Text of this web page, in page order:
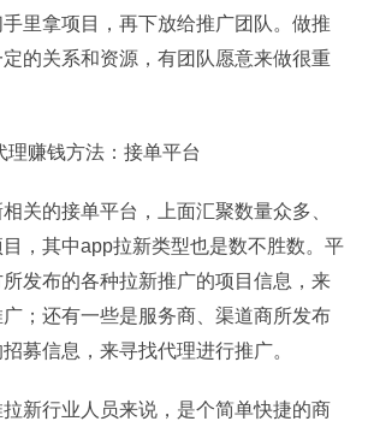
里拿项目，再下放给推广团队。做推
的关系和资源，有团队愿意来做很重
理赚钱方法：接单平台
关的接单平台，上面汇聚数量众多、
，其中app拉新类型也是数不胜数。平
发布的各种拉新推广的项目信息，来
；还有一些是服务商、渠道商所发布
募信息，来寻找代理进行推广。
新行业人员来说，是个简单快捷的商